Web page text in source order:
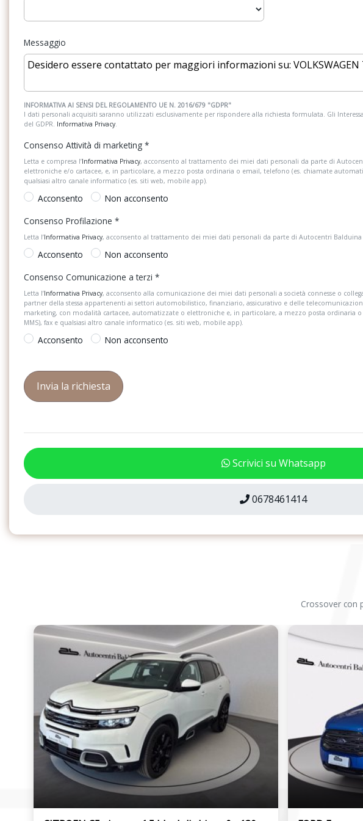
stanchezza del conducente
Front assist - frenata automatica (con
Funzione coming home e funzione
Indicatori di direzione laterali integrati
Lane assist - sistema di assistenza al
Mancorrenti neri Mirror pack
Park pilot
Piano di copertura vano bagagli
Predisposizione isofix anche per
fissaggio di 2 seggiolini) e ancoraggio
anteriore lato passeggero
Ricezione radio digitale dab+
Schienale del passeggero anteriore
completamente ribaltabile
Sedile conducente e passeggero
regolabili in altezza
Sistema start/stop con recupero
Spia di controllo pressione pneumatici
passeggero
Volante multifunzione in pelle Volante regolabile in altezza e profondità
Messaggio
INFORMATIVA AI SENSI DEL REGOLAMENTO UE N. 2016/679 "GDPR"
I dati personali acquisiti saranno utilizzati esclusivamente per rispondere alla richiesta formulata. Gli
del GDPR. Informativa Privacy.
Consenso Attività di marketing *
Letta e compresa l’Informativa Privacy, acconsento al trattamento dei miei dati personali da parte di
elettroniche e/o cartacee, e, in particolare, a mezzo posta ordinaria o email, telefono (es. chiamate
qualsiasi altro canale informatico (es. siti web, mobile app).
Acconsento
Non acconsento
Consenso Profilazione *
Letta l’Informativa Privacy, acconsento al trattamento dei miei dati personali da parte di Autocentri
Acconsento
Non acconsento
Consenso Comunicazione a terzi *
Letta l’Informativa Privacy, acconsento alla comunicazione dei miei dati personali a società connesse o
partner della stessa appartenenti ai settori automobilistico, finanziario, assicurativo e delle
marketing, con modalità cartacee, automatizzate o elettroniche e, in particolare, a mezzo posta ordinaria
MMS), fax e qualsiasi altro canale informatico (es. siti web, mobile app).
Acconsento Non acconsento
Scrivici su Whatsapp
0678461414
Crossover con